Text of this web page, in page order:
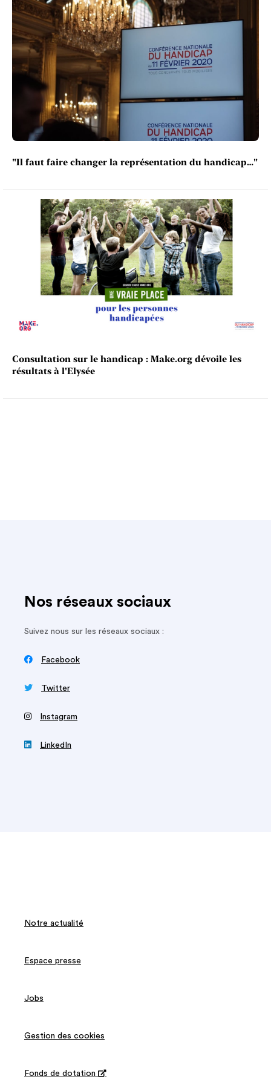
"Il faut faire changer la représentation du handicap…"
Consultation sur le handicap : Make.org dévoile les
résultats à l'Elysée
Nos réseaux sociaux
Suivez nous sur les réseaux sociaux :
 Facebook
 Twitter
‍ Instagram
 LinkedIn
Notre actualité
Espace presse
Jobs
Gestion des cookies
Fonds de dotation 